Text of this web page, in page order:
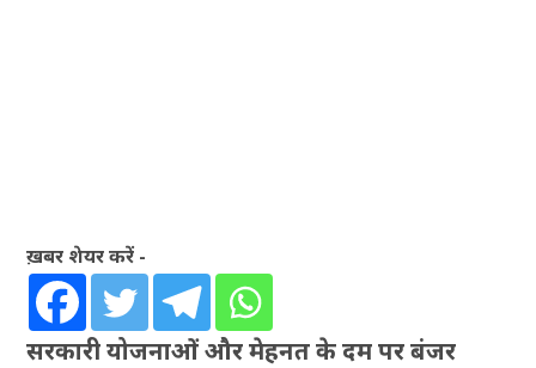
ख़बर शेयर करें -
सरकारी योजनाओं और मेहनत के दम पर बंजर